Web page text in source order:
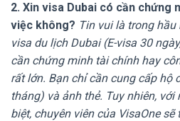
2. Xin visa Dubai có cần chứng
việc không? Tin vui là trong
visa du lịch Dubai (E-visa 30
cần chứng minh tài chính hay
rất lớn. Bạn chỉ cần cung cấp hộ
tháng) và ảnh thẻ. Tuy nhiên,
biệt, chuyên viên của VisaOne